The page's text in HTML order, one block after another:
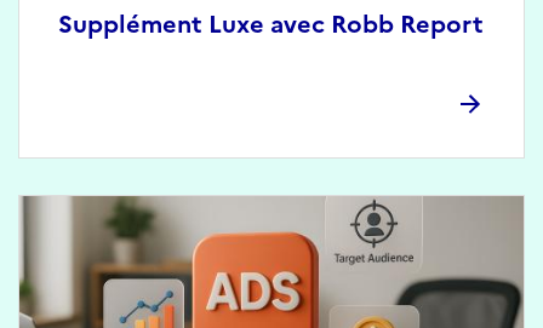
Supplément Luxe avec Robb Report